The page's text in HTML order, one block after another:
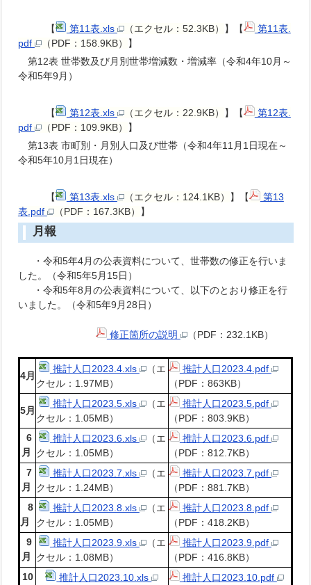
【 第11表.xls （エクセル：52.3KB） 】【
第11表.
pdf
（PDF：158.9KB）
】
第12表 世帯数及び月別世帯増減数・増減率（令和4年10月～
令和5年9月）
【 第12表.xls （エクセル：22.9KB） 】【
第12表.
pdf
（PDF：109.9KB）
】
第13表 市町別・月別人口及び世帯（令和4年11月1日現在～
令和5年10月1日現在）
【 第13表.xls （エクセル：124.1KB） 】【
第13
表.pdf
（PDF：167.3KB） 】
月報
・令和5年4月の公表資料について、世帯数の修正を行いま
した。（令和5年5月15日）
・令和5年8月の公表資料について、以下のとおり修正を行
いました。（令和5年9月28日）
修正箇所の説明 （PDF：232.1KB）
4月
推計人口2023.4.xls
（エ
クセル：1.97MB）
推計人口2023.4.pdf
（PDF：863KB）
5月
推計人口2023.5.xls
（エ
クセル：1.05MB）
推計人口2023.5.pdf
（PDF：803.9KB）
6
月
推計人口2023.6.xls
（エ
クセル：1.05MB）
推計人口2023.6.pdf
（PDF：812.7KB）
7
月
推計人口2023.7.xls
（エ
クセル：1.24MB）
推計人口2023.7.pdf
（PDF：881.7KB）
8
月
推計人口2023.8.xls
（エ
クセル：1.05MB）
推計人口2023.8.pdf
（PDF：418.2KB）
9
月
推計人口2023.9.xls
（エ
クセル：1.08MB）
推計人口2023.9.pdf
（PDF：416.8KB）
10
推計人口2023.10.xls
推計人口2023.10.pdf